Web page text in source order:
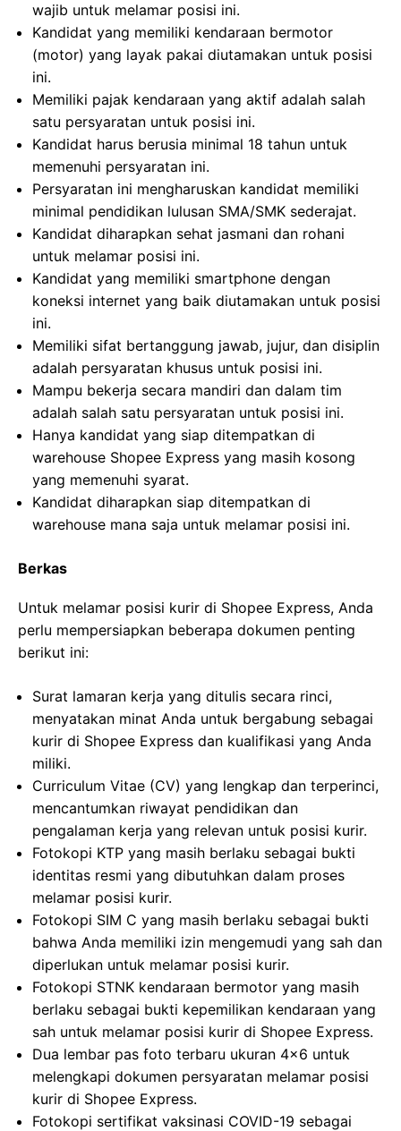
wajib untuk melamar posisi ini.
Kandidat yang memiliki kendaraan bermotor
(motor) yang layak pakai diutamakan untuk posisi
ini.
Memiliki pajak kendaraan yang aktif adalah salah
satu persyaratan untuk posisi ini.
Kandidat harus berusia minimal 18 tahun untuk
memenuhi persyaratan ini.
Persyaratan ini mengharuskan kandidat memiliki
minimal pendidikan lulusan SMA/SMK sederajat.
Kandidat diharapkan sehat jasmani dan rohani
untuk melamar posisi ini.
Kandidat yang memiliki smartphone dengan
koneksi internet yang baik diutamakan untuk posisi
ini.
Memiliki sifat bertanggung jawab, jujur, dan disiplin
adalah persyaratan khusus untuk posisi ini.
Mampu bekerja secara mandiri dan dalam tim
adalah salah satu persyaratan untuk posisi ini.
Hanya kandidat yang siap ditempatkan di
warehouse Shopee Express yang masih kosong
yang memenuhi syarat.
Kandidat diharapkan siap ditempatkan di
warehouse mana saja untuk melamar posisi ini.
Berkas
Untuk melamar posisi kurir di Shopee Express, Anda
perlu mempersiapkan beberapa dokumen penting
berikut ini:
Surat lamaran kerja yang ditulis secara rinci,
menyatakan minat Anda untuk bergabung sebagai
kurir di Shopee Express dan kualifikasi yang Anda
miliki.
Curriculum Vitae (CV) yang lengkap dan terperinci,
mencantumkan riwayat pendidikan dan
pengalaman kerja yang relevan untuk posisi kurir.
Fotokopi KTP yang masih berlaku sebagai bukti
identitas resmi yang dibutuhkan dalam proses
melamar posisi kurir.
Fotokopi SIM C yang masih berlaku sebagai bukti
bahwa Anda memiliki izin mengemudi yang sah dan
diperlukan untuk melamar posisi kurir.
Fotokopi STNK kendaraan bermotor yang masih
berlaku sebagai bukti kepemilikan kendaraan yang
sah untuk melamar posisi kurir di Shopee Express.
Dua lembar pas foto terbaru ukuran 4×6 untuk
melengkapi dokumen persyaratan melamar posisi
kurir di Shopee Express.
Fotokopi sertifikat vaksinasi COVID-19 sebagai